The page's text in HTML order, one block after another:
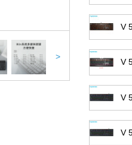
>
V
V
V
V